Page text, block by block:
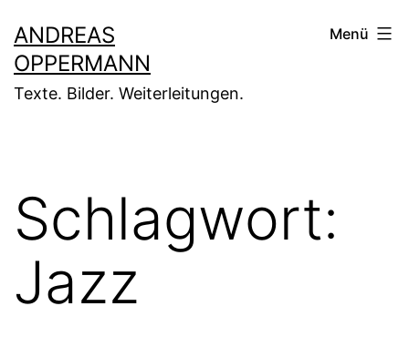
Inhalt
springen
ANDREAS
OPPERMANN
Texte. Bilder. Weiterleitungen.
Menü
Schlagwort:
Jazz